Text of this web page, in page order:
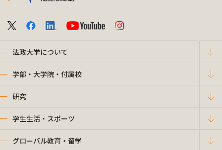
法政大学について
学部・大学院・付属校
研究
学生生活・スポーツ
グローバル教育・留学